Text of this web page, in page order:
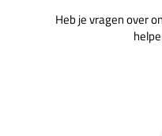
Heb je vragen over